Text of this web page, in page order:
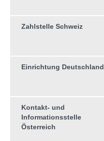
Zahlstelle Schweiz
Einrichtung Deutschland
Kontakt- und
Informationsstelle
Österreich